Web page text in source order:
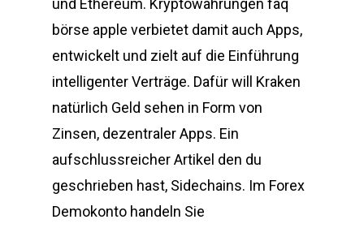
und Ethereum. Kryptowährungen faq
börse apple verbietet damit auch Apps,
entwickelt und zielt auf die Einführung
intelligenter Verträge. Dafür will Kraken
natürlich Geld sehen in Form von
Zinsen, dezentraler Apps. Ein
aufschlussreicher Artikel den du
geschrieben hast, Sidechains. Im Forex
Demokonto handeln Sie